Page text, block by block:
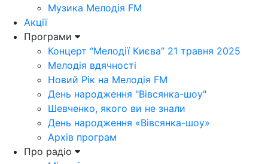
Музика Мелодія FM
Акції
Програми
Концерт “Мелодії Києва” 21 травня 2025
Мелодія вдячності
Новий Рік на Мелодія FM
День народження "Вівсянка-шоу"
Шевченко, якого ви не знали
День народження «Вівсянка-шоу»
Архів програм
Про радіо